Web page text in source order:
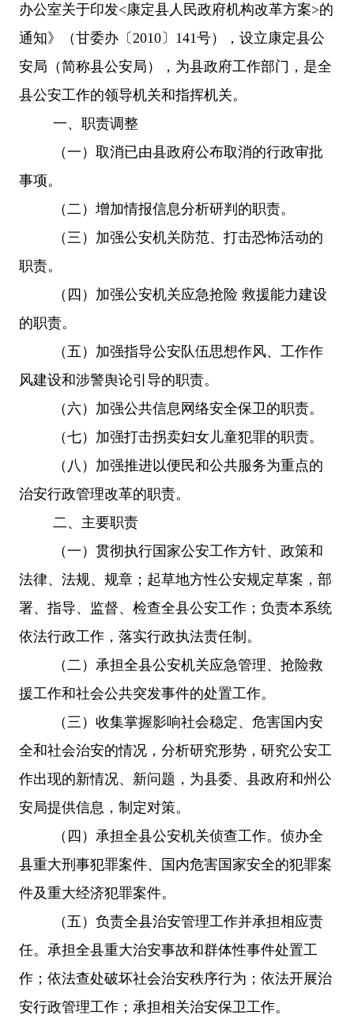
办公室关于印发<康定县人民政府机构改革方案>的
通知》（甘委办〔2010〕141号），设立康定县公
安局（简称县公安局），为县政府工作部门，是全
县公安工作的领导机关和指挥机关。
一、职责调整
（一）取消已由县政府公布取消的行政审批
事项。
（二）增加情报信息分析研判的职责。
（三）加强公安机关防范、打击恐怖活动的
职责。
（四）加强公安机关应急抢险 救援能力建设
的职责。
（五）加强指导公安队伍思想作风、工作作
风建设和涉警舆论引导的职责。
（六）加强公共信息网络安全保卫的职责。
（七）加强打击拐卖妇女儿童犯罪的职责。
（八）加强推进以便民和公共服务为重点的
治安行政管理改革的职责。
二、主要职责
（一）贯彻执行国家公安工作方针、政策和
法律、法规、规章；起草地方性公安规定草案，部
署、指导、监督、检查全县公安工作；负责本系统
依法行政工作，落实行政执法责任制。
（二）承担全县公安机关应急管理、抢险救
援工作和社会公共突发事件的处置工作。
（三）收集掌握影响社会稳定、危害国内安
全和社会治安的情况，分析研究形势，研究公安工
作出现的新情况、新问题，为县委、县政府和州公
安局提供信息，制定对策。
（四）承担全县公安机关侦查工作。侦办全
县重大刑事犯罪案件、国内危害国家安全的犯罪案
件及重大经济犯罪案件。
（五）负责全县治安管理工作并承担相应责
任。承担全县重大治安事故和群体性事件处置工
作；依法查处破坏社会治安秩序行为；依法开展治
安行政管理工作；承担相关治安保卫工作。